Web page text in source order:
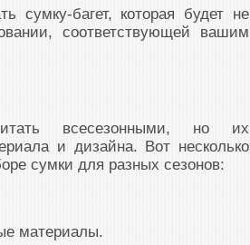
сумку-багет, которая будет не
соответствующей вашим
всесезонными, но их
и дизайна. Вот несколько
сумки для разных сезонов:
материалы.